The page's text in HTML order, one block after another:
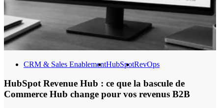
CRM & Sales EnablementHubSpotRevOps
HubSpot Revenue Hub : ce que la bascule de
Commerce Hub change pour vos revenus B2B